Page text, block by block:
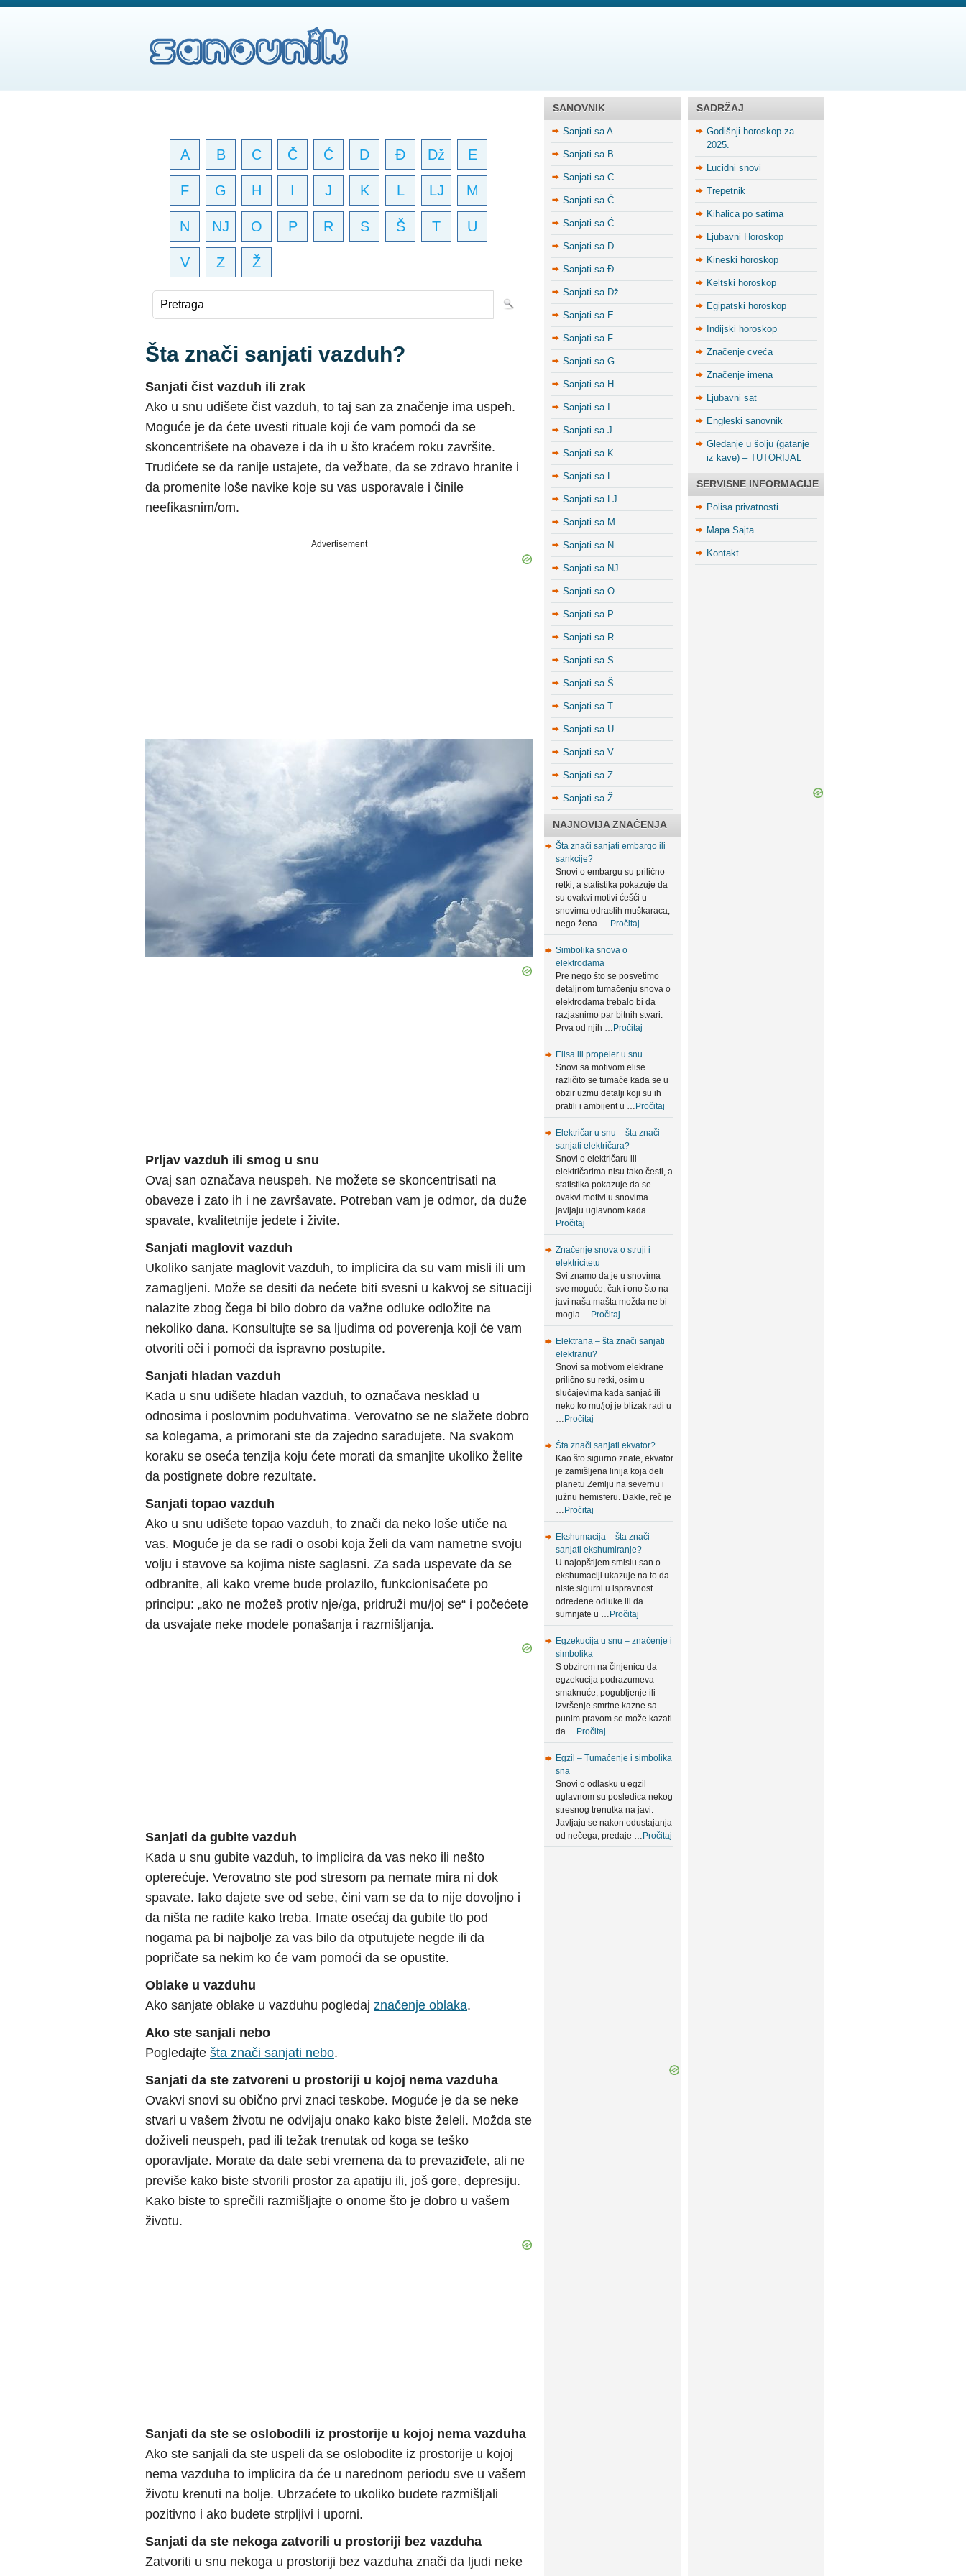
A B C Č Ć D Đ Dž E
F G H I J K L LJ M
N NJ O P R S Š T U
V Z Ž
Šta znači sanjati vazduh?
Sanjati čist vazduh ili zrak
Ako u snu udišete čist vazduh, to taj san za značenje ima uspeh.
Moguće je da ćete uvesti rituale koji će vam pomoći da se
skoncentrišete na obaveze i da ih u što kraćem roku završite.
Trudićete se da ranije ustajete, da vežbate, da se zdravo hranite i
da promenite loše navike koje su vas usporavale i činile
neefikasnim/om.
Advertisement
Prljav vazduh ili smog u snu
Ovaj san označava neuspeh. Ne možete se skoncentrisati na
obaveze i zato ih i ne završavate. Potreban vam je odmor, da duže
spavate, kvalitetnije jedete i živite.
Sanjati maglovit vazduh
Ukoliko sanjate maglovit vazduh, to implicira da su vam misli ili um
zamagljeni. Može se desiti da nećete biti svesni u kakvoj se situaciji
nalazite zbog čega bi bilo dobro da važne odluke odložite na
nekoliko dana. Konsultujte se sa ljudima od poverenja koji će vam
otvoriti oči i pomoći da ispravno postupite.
Sanjati hladan vazduh
Kada u snu udišete hladan vazduh, to označava nesklad u
odnosima i poslovnim poduhvatima. Verovatno se ne slažete dobro
sa kolegama, a primorani ste da zajedno sarađujete. Na svakom
koraku se oseća tenzija koju ćete morati da smanjite ukoliko želite
da postignete dobre rezultate.
Sanjati topao vazduh
Ako u snu udišete topao vazduh, to znači da neko loše utiče na
vas. Moguće je da se radi o osobi koja želi da vam nametne svoju
volju i stavove sa kojima niste saglasni. Za sada uspevate da se
odbranite, ali kako vreme bude prolazilo, funkcionisaćete po
principu: „ako ne možeš protiv nje/ga, pridruži mu/joj se“ i počećete
da usvajate neke modele ponašanja i razmišljanja.
Sanjati da gubite vazduh
Kada u snu gubite vazduh, to implicira da vas neko ili nešto
opterećuje. Verovatno ste pod stresom pa nemate mira ni dok
spavate. Iako dajete sve od sebe, čini vam se da to nije dovoljno i
da ništa ne radite kako treba. Imate osećaj da gubite tlo pod
nogama pa bi najbolje za vas bilo da otputujete negde ili da
popričate sa nekim ko će vam pomoći da se opustite.
Oblake u vazduhu
Ako sanjate oblake u vazduhu pogledaj značenje oblaka.
Ako ste sanjali nebo
Pogledajte šta znači sanjati nebo.
Sanjati da ste zatvoreni u prostoriji u kojoj nema vazduha
Ovakvi snovi su obično prvi znaci teskobe. Moguće je da se neke
stvari u vašem životu ne odvijaju onako kako biste želeli. Možda ste
doživeli neuspeh, pad ili težak trenutak od koga se teško
oporavljate. Morate da date sebi vremena da to prevaziđete, ali ne
previše kako biste stvorili prostor za apatiju ili, još gore, depresiju.
Kako biste to sprečili razmišljajte o onome što je dobro u vašem
životu.
Sanjati da ste se oslobodili iz prostorije u kojoj nema vazduha
Ako ste sanjali da ste uspeli da se oslobodite iz prostorije u kojoj
nema vazduha to implicira da će u narednom periodu sve u vašem
životu krenuti na bolje. Ubrzaćete to ukoliko budete razmišljali
pozitivno i ako budete strpljivi i uporni.
Sanjati da ste nekoga zatvorili u prostoriji bez vazduha
Zatvoriti u snu nekoga u prostoriji bez vazduha znači da ljudi neke
SANOVNIK
Sanjati sa A
Sanjati sa B
Sanjati sa C
Sanjati sa Č
Sanjati sa Ć
Sanjati sa D
Sanjati sa Đ
Sanjati sa Dž
Sanjati sa E
Sanjati sa F
Sanjati sa G
Sanjati sa H
Sanjati sa I
Sanjati sa J
Sanjati sa K
Sanjati sa L
Sanjati sa LJ
Sanjati sa M
Sanjati sa N
Sanjati sa NJ
Sanjati sa O
Sanjati sa P
Sanjati sa R
Sanjati sa S
Sanjati sa Š
Sanjati sa T
Sanjati sa U
Sanjati sa V
Sanjati sa Z
Sanjati sa Ž
NAJNOVIJA ZNAČENJA
Šta znači sanjati embargo ili
sankcije?
Snovi o embargu su prilično
retki, a statistika pokazuje da
su ovakvi motivi ćešći u
snovima odraslih muškaraca,
nego žena. … Pročitaj
Simbolika snova o
elektrodama
Pre nego što se posvetimo
detaljnom tumačenju snova o
elektrodama trebalo bi da
razjasnimo par bitnih stvari.
Prva od njih … Pročitaj
Elisa ili propeler u snu
Snovi sa motivom elise
različito se tumače kada se u
obzir uzmu detalji koji su ih
pratili i ambijent u … Pročitaj
Električar u snu – šta znači
sanjati električara?
Snovi o električaru ili
električarima nisu tako česti, a
statistika pokazuje da se
ovakvi motivi u snovima
javljaju uglavnom kada …
Pročitaj
Značenje snova o struji i
elektricitetu
Svi znamo da je u snovima
sve moguće, čak i ono što na
javi naša mašta možda ne bi
mogla … Pročitaj
Elektrana – šta znači sanjati
elektranu?
Snovi sa motivom elektrane
prilično su retki, osim u
slučajevima kada sanjač ili
neko ko mu/joj je blizak radi u
… Pročitaj
Šta znači sanjati ekvator?
Kao što sigurno znate, ekvator
je zamišljena linija koja deli
planetu Zemlju na severnu i
južnu hemisferu. Dakle, reč je
… Pročitaj
Ekshumacija – šta znači
sanjati ekshumiranje?
U najopštijem smislu san o
ekshumaciji ukazuje na to da
niste sigurni u ispravnost
određene odluke ili da
sumnjate u … Pročitaj
Egzekucija u snu – značenje i
simbolika
S obzirom na činjenicu da
egzekucija podrazumeva
smaknuće, pogubljenje ili
izvršenje smrtne kazne sa
punim pravom se može kazati
da … Pročitaj
Egzil – Tumačenje i simbolika
sna
Snovi o odlasku u egzil
uglavnom su posledica nekog
stresnog trenutka na javi.
Javljaju se nakon odustajanja
od nečega, predaje … Pročitaj
SADRŽAJ
Godišnji horoskop za
2025.
Lucidni snovi
Trepetnik
Kihalica po satima
Ljubavni Horoskop
Kineski horoskop
Keltski horoskop
Egipatski horoskop
Indijski horoskop
Značenje cveća
Značenje imena
Ljubavni sat
Engleski sanovnik
Gledanje u šolju (gatanje
iz kave) – TUTORIJAL
SERVISNE INFORMACIJE
Polisa privatnosti
Mapa Sajta
Kontakt